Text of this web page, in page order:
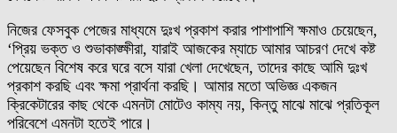
নিজের ফেসবুক পেজের মাধ্যমে দুঃখ প্রকাশ করার পাশাপাশি ক্ষমাও চেয়েছেন,
‘প্রিয় ভক্ত ও শুভাকাঙ্ক্ষীরা, যারাই আজকের ম্যাচে আমার আচরণ দেখে কষ্ট
পেয়েছেন বিশেষ করে ঘরে বসে যারা খেলা দেখেছেন, তাদের কাছে আমি দুঃখ
প্রকাশ করছি এবং ক্ষমা প্রার্থনা করছি। আমার মতো অভিজ্ঞ একজন
ক্রিকেটারের কাছ থেকে এমনটা মোটেও কাম্য নয়, কিন্তু মাঝে মাঝে প্রতিকূল
পরিবেশে এমনটা হতেই পারে।